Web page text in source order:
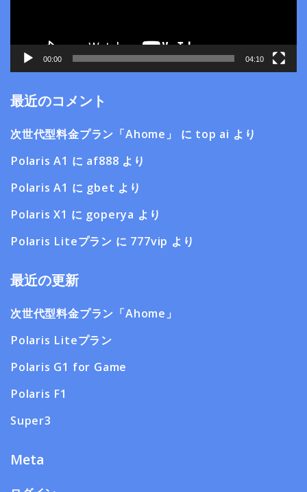
00:00 04:10
最近のコメント
次世代型料金プラン「Ahome」 に top ai より
Polaris A1 に af888 より
Polaris A1 に gbet より
Polaris X1 に goperya より
Polaris Liteプラン に 777vip より
最近の更新
次世代型料金プラン「Ahome」
Polaris Liteプラン
Polaris G1 for Game
Polaris F1
Super3
Meta